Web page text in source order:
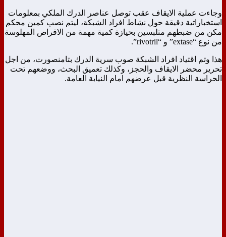
وجاءت عملية الايقاف عقب توصل عناصر الدرك الملكي بمعلومات
استخباراتية دقيقة حول نشاط افراد الشبكة، ليتم نصب كمين محكم
مكن من ضبطهم متلبسين بحيازة كمية مهمة من الاقراص المهلوسة
من نوع “extase” و “rivotril”.
هذا وتم اقتياد افراد الشبكة صوب سرية الدرك بتامنصورت، من اجل
تحرير محضر الايقاف والحجز، وكذلك تعميق البحث، ووضعهم تحت
الحراسة النظرية قبل عرضهم امام النيابة العامة.